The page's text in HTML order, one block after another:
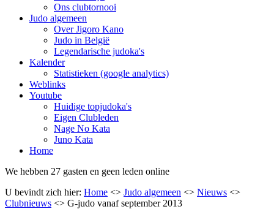
Ons clubtornooi
Judo algemeen
Over Jigoro Kano
Judo in België
Legendarische judoka's
Kalender
Statistieken (google analytics)
Weblinks
Youtube
Huidige topjudoka's
Eigen Clubleden
Nage No Kata
Juno Kata
Home
We hebben 27 gasten en geen leden online
U bevindt zich hier: Home <> Judo algemeen <> Nieuws <>
Clubnieuws <> G-judo vanaf september 2013